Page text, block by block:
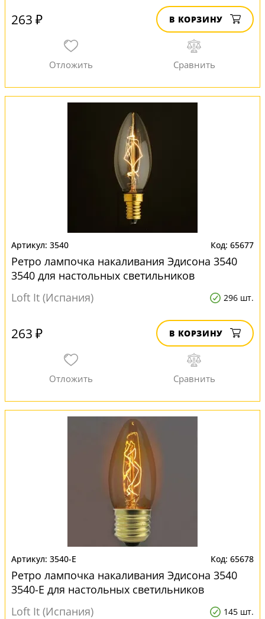
263 ₽ В КОРЗИНУ
3540 65677
Ретро лампочка накаливания Эдисона 3540
3540 для настольных светильников
Loft It (Испания)
296 шт.
263 ₽ В КОРЗИНУ
3540-E 65678
Ретро лампочка накаливания Эдисона 3540
3540-E для настольных светильников
Loft It (Испания)
145 шт.